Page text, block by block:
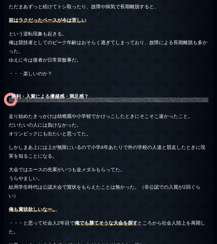
ただまあずっと続けてトシ取ったり、故障や病気で長期離脱すると、
前はラクだったペースが今は苦しい
という逆転現象も起きる。
俺は競技者としてのピーク年齢はおそらく過ぎてしまっており、故障による長期離脱も多か
った。
ゆえに今は後者が日常茶飯事だ。
・・・楽しいのか？
勝利・入賞による優越感・満足感？
走り始めたきっかけは幼稚園や小学校でかけっこしたときにそこそこ速かったこと。
だいたいの人には負けなかった。
オリンピックにも出たいと思ってた。
しかしまあ上には上が無限にいるので小学4年あたりで外の学校の人達と競走したときに現
実を知ることになる。
大会ではエースの先輩がいつも金メダルもらってた。
うらやましい。
結局学生時代は公認大会で賞状をもらえたことは無かった。（非公認での入賞が2回ぐら
い）
俺も賞状欲しいなー。
・・・と思って社会人2年目で俺でも勝てそうな大会を探すところから社会人陸上を再開し
た。